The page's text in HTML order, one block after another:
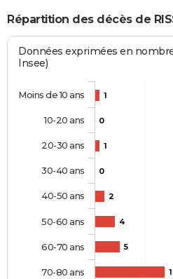
Répartition des décès de
Données exprimées en
Insee)
1
0
1
0
2
4
5
Moins de 10 ans
10-20 ans
20-30 ans
30-40 ans
40-50 ans
50-60 ans
60-70 ans
70-80 ans